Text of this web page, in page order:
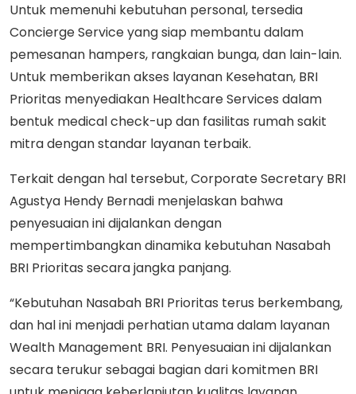
Untuk memenuhi kebutuhan personal, tersedia
Concierge Service yang siap membantu dalam
pemesanan hampers, rangkaian bunga, dan lain-lain.
Untuk memberikan akses layanan Kesehatan, BRI
Prioritas menyediakan Healthcare Services dalam
bentuk medical check-up dan fasilitas rumah sakit
mitra dengan standar layanan terbaik.
Terkait dengan hal tersebut, Corporate Secretary BRI
Agustya Hendy Bernadi menjelaskan bahwa
penyesuaian ini dijalankan dengan
mempertimbangkan dinamika kebutuhan Nasabah
BRI Prioritas secara jangka panjang.
“Kebutuhan Nasabah BRI Prioritas terus berkembang,
dan hal ini menjadi perhatian utama dalam layanan
Wealth Management BRI. Penyesuaian ini dijalankan
secara terukur sebagai bagian dari komitmen BRI